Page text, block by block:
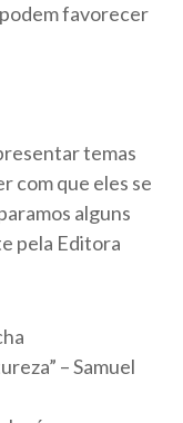
favorecer
temas
com que eles se
alguns
pela Editora
– Samuel